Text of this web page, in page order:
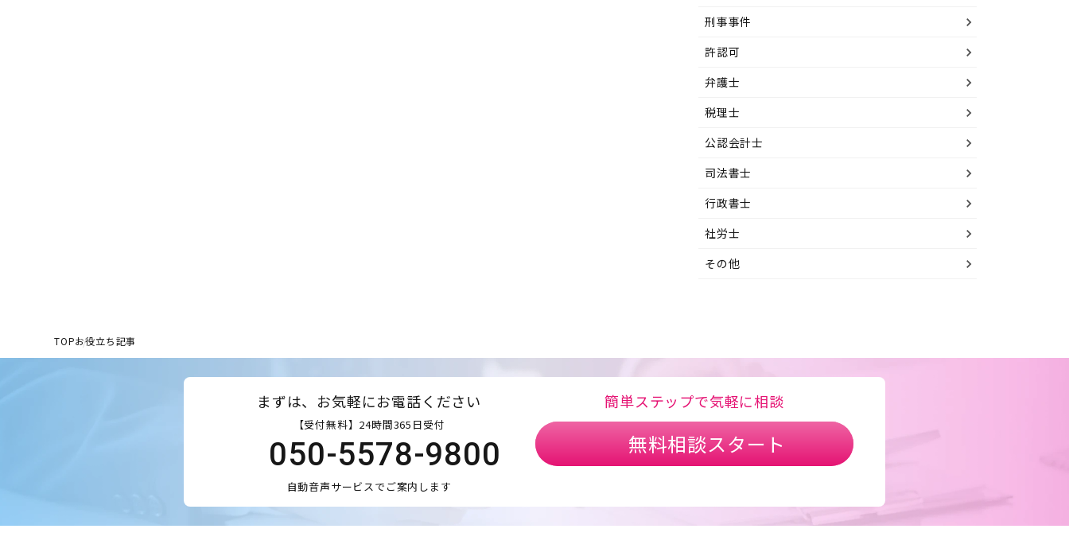
刑事事件
許認可
弁護士
税理士
公認会計士
司法書士
行政書士
社労士
その他
TOPお役立ち記事
まずは、お気軽にお電話ください
【受付無料】24時間365日受付
050-5578-9800
自動音声サービスでご案内します
簡単ステップで気軽に相談
無料相談スタート